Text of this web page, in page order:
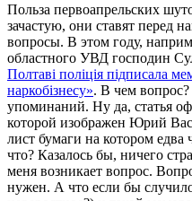
Польза первоапрельских
зачастую, они ставят перед
вопросы. В этом году,
областного УВД господин
Полтаві поліція підписала
наркобізнесу». В чем
упоминаний. Ну да, статья
которой изображен Юрий
лист бумаги на котором
что? Казалось бы, ничего
меня возникает вопрос.
нужен. А что если бы